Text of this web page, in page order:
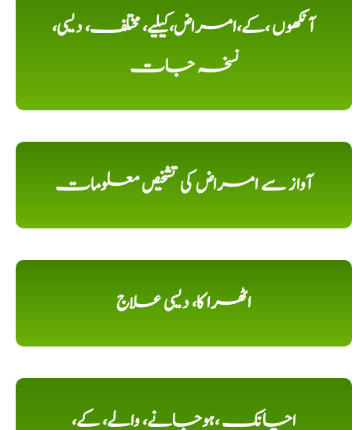
آنکھوں ،کے،امراض،کیلیے، مختلف، دیسی،
نسخہ جات
آواز سے امراض کی تشخیص معلومات
اٹھرا کا، دیسی علاج
اچانک ،ہوجانے، والے، کے،